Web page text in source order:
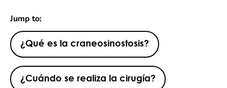
Jump to:
¿Qué es la craneosinostosis?
¿Cuándo se realiza la cirugía?